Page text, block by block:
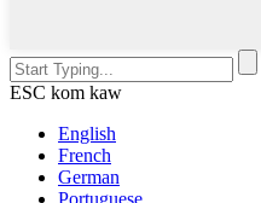
ESC kom kaw
English
French
German